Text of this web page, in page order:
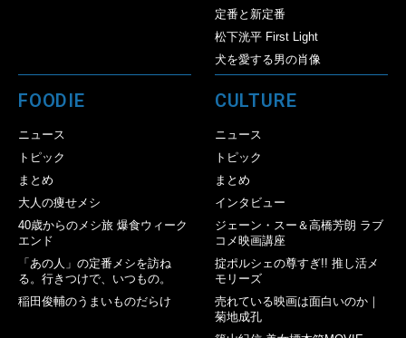
定番と新定番
松下洸平 First Light
犬を愛する男の肖像
FOODIE
ニュース
トピック
まとめ
大人の痩せメシ
40歳からのメシ旅 爆食ウィーク
エンド
「あの人」の定番メシを訪ね
る。行きつけで、いつもの。
稲田俊輔のうまいものだらけ
CULTURE
ニュース
トピック
まとめ
インタビュー
ジェーン・スー＆高橋芳朗 ラブ
コメ映画講座
掟ポルシェの尊すぎ!! 推し活メ
モリーズ
売れている映画は面白いのか｜
菊地成孔